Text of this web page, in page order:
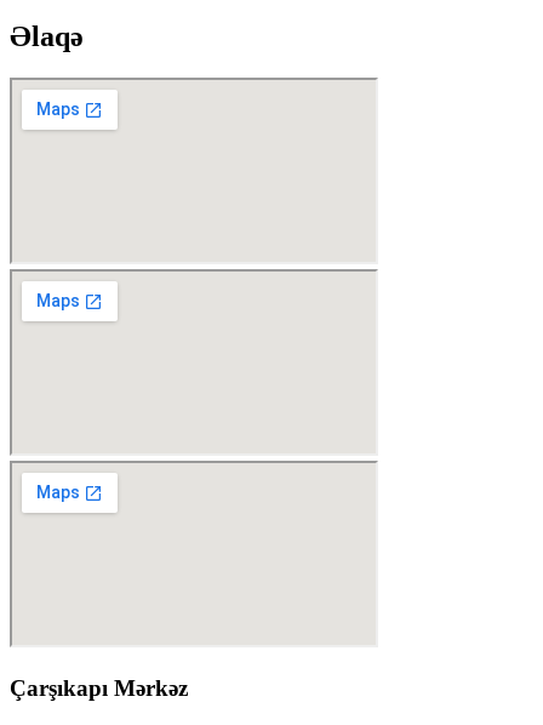
Əlaqə
Çarşıkapı Mərkəz